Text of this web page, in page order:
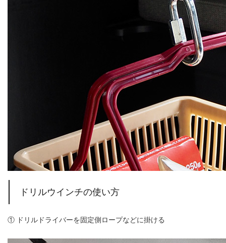
ドリルウインチの使い方
① ドリルドライバーを固定側ロープなどに掛ける